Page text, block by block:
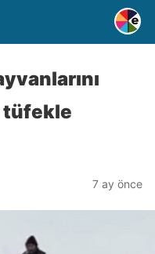
tüfekle
7 ay önce